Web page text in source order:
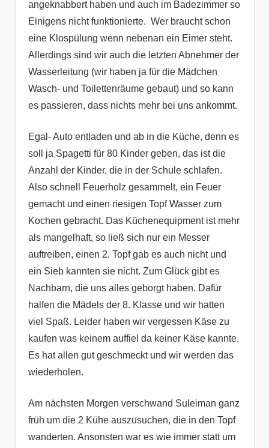
angeknabbert haben und auch im Badezimmer so
Einigens nicht funktionierte. Wer braucht schon
eine Klospülung wenn nebenan ein Eimer steht.
Allerdings sind wir auch die letzten Abnehmer der
Wasserleitung (wir haben ja für die Mädchen
Wasch- und Toilettenräume gebaut) und so kann
es passieren, dass nichts mehr bei uns ankommt.
Egal- Auto entladen und ab in die Küche, denn es
soll ja Spagetti für 80 Kinder geben, das ist die
Anzahl der Kinder, die in der Schule schlafen.
Also schnell Feuerholz gesammelt, ein Feuer
gemacht und einen riesigen Topf Wasser zum
Kochen gebracht. Das Küchenequipment ist mehr
als mangelhaft, so ließ sich nur ein Messer
auftreiben, einen 2. Topf gab es auch nicht und
ein Sieb kannten sie nicht. Zum Glück gibt es
Nachbarn, die uns alles geborgt haben. Dafür
halfen die Mädels der 8. Klasse und wir hatten
viel Spaß. Leider haben wir vergessen Käse zu
kaufen was keinem auffiel da keiner Käse kannte.
Es hat allen gut geschmeckt und wir werden das
wiederholen.
Am nächsten Morgen verschwand Suleiman ganz
früh um die 2 Kühe auszusuchen, die in den Topf
wanderten. Ansonsten war es wie immer statt um